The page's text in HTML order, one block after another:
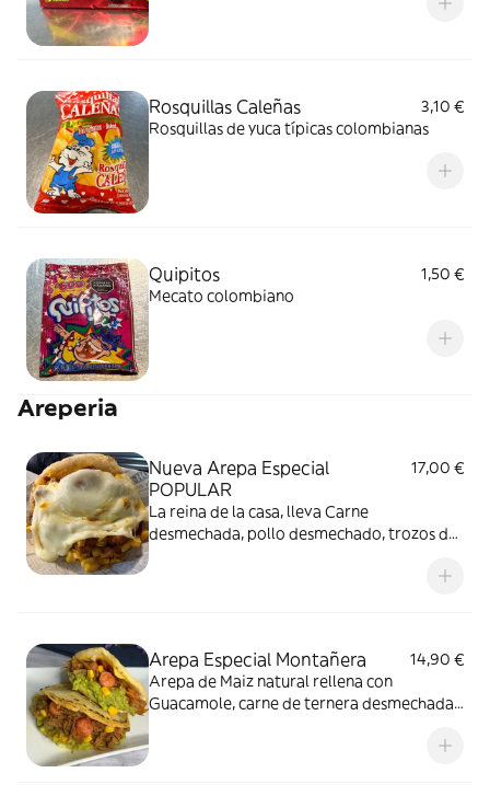
Rosquillas Caleñas
3,10 €
Rosquillas de yuca típicas colombianas
Quipitos
1,50 €
Mecato colombiano
Areperia
Nueva Arepa Especial
POPULAR
17,00 €
La reina de la casa, lleva Carne
desmechada, pollo desmechado, trozos de
Arepa Especial Montañera
14,90 €
Arepa de Maiz natural rellena con
Guacamole, carne de ternera desmechada,